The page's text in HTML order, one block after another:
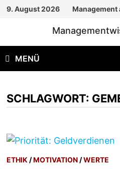
Zum
9. August 2026 Management
MENÜ
SCHLAGWORT:
ETHIK /MOTIVATION /WERTE